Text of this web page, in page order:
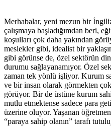
Merhabalar, yeni mezun bir
çalışmaya başladığımdan beri,
koşulları çok daha yakından
meslekler gibi, idealist bir
gibi görünse de, özel sektörün
durumu sağlayanamıyor. Özel
zaman tek yönlü işliyor. Kurum
ve bir insan olarak görmekten
görüyor. Bir de üstüne kurum
mutlu etmektense sadece para
üzerine oluyor. Yaşanan
“paraya sahip olanın” tarafı